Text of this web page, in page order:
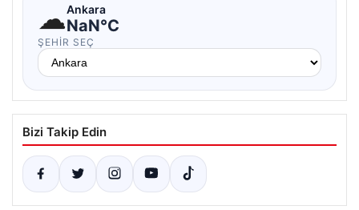
☁Ankara
NaN°C
ŞEHIR SEÇ
Bizi Takip Edin